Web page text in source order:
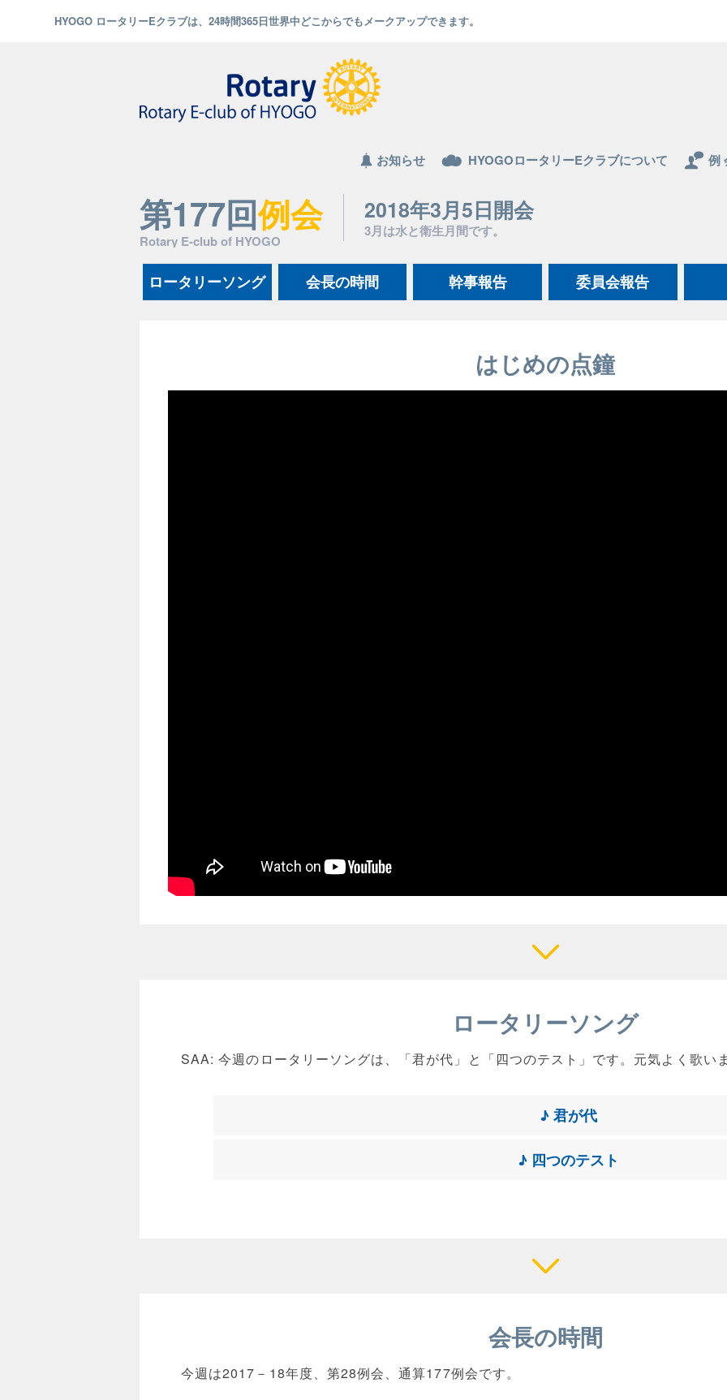
HYOGO ロータリーEクラブは、24時間365日世界中どこからでもメークアップできます。
お知らせ HYOGOロータリーEクラブについて 例
第177回例会
Rotary E-club of HYOGO
2018年3月5日開会
3月は水と衛生月間です。
ロータリーソング 会長の時間 幹事報告 委員会報告
はじめの点鐘
ロータリーソング
SAA: 今週のロータリーソングは、「君が代」と「四つのテスト」です。元気よく歌いま
♪ 君が代
♪ 四つのテスト
会長の時間
今週は2017－18年度、第28例会、通算177例会です。